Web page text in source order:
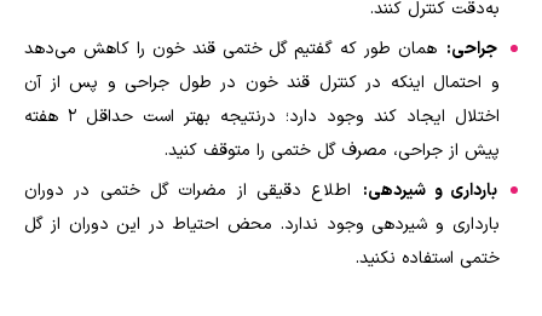
به‌دقت کنترل کنند.
جراحی: همان طور که گفتیم گل ختمی قند خون را کاهش می‌دهد
و احتمال اینکه در کنترل قند خون در طول جراحی و پس از آن
اختلال ایجاد کند وجود دارد؛ درنتیجه بهتر است حداقل ۲ هفته
پیش از جراحی، مصرف گل ختمی را متوقف کنید.
بارداری و شیردهی: اطلاع دقیقی از مضرات گل ختمی در دوران
بارداری و شیردهی وجود ندارد. محض احتیاط در این دوران از گل
ختمی استفاده نکنید.